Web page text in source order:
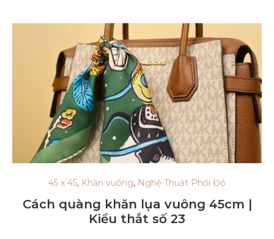
45 x 45, Khăn vuông, Nghệ Thuật Phối Đồ
Cách quàng khăn lụa vuông 45cm |
Kiểu thắt số 23